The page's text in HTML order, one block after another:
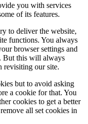
you with services
of its features.
to deliver the website,
functions. You always
browser settings and
But this will always
revisiting our site.
but to avoid asking
a cookie for that. You
cookies to get a better
all set cookies in